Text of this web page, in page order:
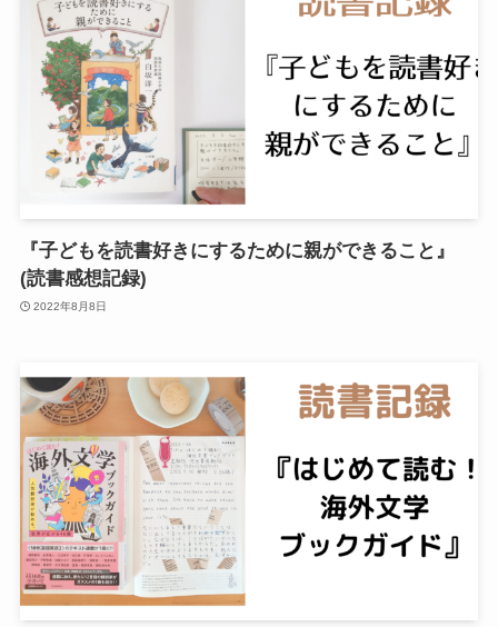
『子どもを読書好きにするために親ができること』
(読書感想記録)
2022年8月8日